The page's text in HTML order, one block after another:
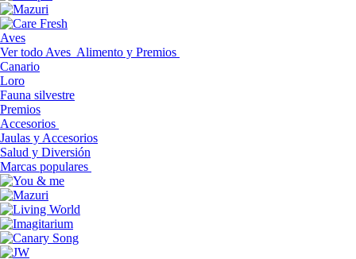
Aves
Ver todo Aves Alimento y Premios
Canario
Loro
Fauna silvestre
Premios
Accesorios
Jaulas y Accesorios
Salud y Diversión
Marcas populares